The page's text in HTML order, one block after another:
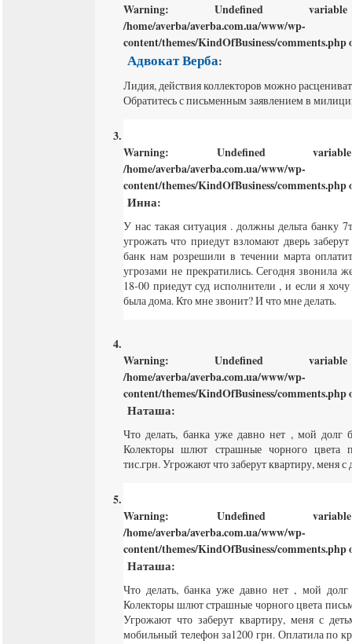
Warning: Undefined
/home/averba/averba.com.ua/www/wp-
content/themes/KindOfBusiness/comments.php
Адвокат Верба:
Лидия, действия коллекторов можно
Обратитесь с письменным заявлением в
Warning: Undefined
/home/averba/averba.com.ua/www/wp-
content/themes/KindOfBusiness/comments.php
Инна:
У нас такая ситуация . должны дельта банку
угрожать что приедут взломают дверь
банк нам розрешили в течении марта
угрозами не прекратились. Сегодня звонила
18-00 приедут суд исполнители , и если я
была дома. Кто мне звонит? И что мне делать.
Warning: Undefined
/home/averba/averba.com.ua/www/wp-
content/themes/KindOfBusiness/comments.php
Наташа:
Что делать, банка уже давно нет , мой долг
Колекторы шлют страшные чорного цвета
тис.грн. Угрожают что заберут квартиру, меня с
Warning: Undefined
/home/averba/averba.com.ua/www/wp-
content/themes/KindOfBusiness/comments.php
Наташа:
Что делать, банка уже давно нет , мой долг
Колекторы шлют страшные чорного цвета
Угрожают что заберут квартиру, меня с
мобильный телефон за1200 грн. Оплатила по